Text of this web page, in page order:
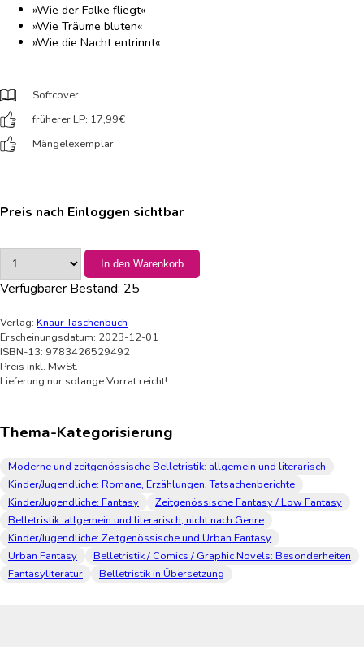
»Wie der Falke fliegt«
»Wie Träume bluten«
»Wie die Nacht entrinnt«
Softcover
früherer LP: 17,99€
Mängelexemplar
Preis nach Einloggen sichtbar
In den Warenkorb
Verfügbarer Bestand: 25
Verlag: Knaur Taschenbuch
Erscheinungsdatum: 2023-12-01
ISBN-13: 9783426529492
Preis inkl. MwSt.
Lieferung nur solange Vorrat reicht!
Thema-Kategorisierung
Moderne und zeitgenössische Belletristik: allgemein und literarisch
Kinder/Jugendliche: Romane, Erzählungen, Tatsachenberichte
Kinder/Jugendliche: Fantasy
Zeitgenössische Fantasy / Low Fantasy
Belletristik: allgemein und literarisch, nicht nach Genre
Kinder/Jugendliche: Zeitgenössische und Urban Fantasy
Urban Fantasy
Belletristik / Comics / Graphic Novels: Besonderheiten
Fantasyliteratur
Belletristik in Übersetzung